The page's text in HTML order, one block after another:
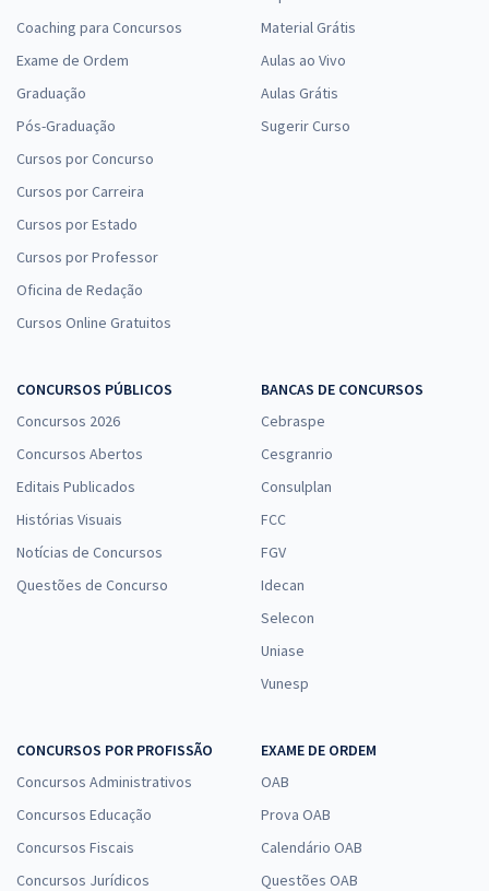
Coaching para Concursos
Exame de Ordem
Graduação
Pós-Graduação
Cursos por Concurso
Cursos por Carreira
Cursos por Estado
Cursos por Professor
Oficina de Redação
Cursos Online Gratuitos
Material Grátis
Aulas ao Vivo
Aulas Grátis
Sugerir Curso
CONCURSOS PÚBLICOS
Concursos 2026
Concursos Abertos
Editais Publicados
Histórias Visuais
Notícias de Concursos
Questões de Concurso
BANCAS DE CONCURSOS
Cebraspe
Cesgranrio
Consulplan
FCC
FGV
Idecan
Selecon
Uniase
Vunesp
CONCURSOS POR PROFISSÃO
Concursos Administrativos
Concursos Educação
Concursos Fiscais
Concursos Jurídicos
EXAME DE ORDEM
OAB
Prova OAB
Calendário OAB
Questões OAB